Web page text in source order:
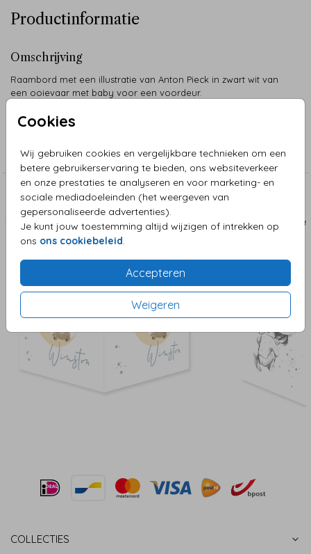
Cookies
Wij gebruiken cookies en vergelijkbare technieken om een
betere gebruikerservaring te bieden, ons websiteverkeer
en onze prestaties te analyseren en voor marketing- en
sociale mediadoeleinden (het weergeven van
gepersonaliseerde advertenties).
Je kunt jouw toestemming altijd wijzigen of intrekken op
ons ons cookiebeleid.
Accepteren
Weigeren
Productinformatie
Omschrijving
Raambord met een illustratie van Anton Pieck in zwart wit van
een ooievaar met baby voor een voordeur.
Raamborden
Aanbevolen
RAAMBORD
COLLECTIES